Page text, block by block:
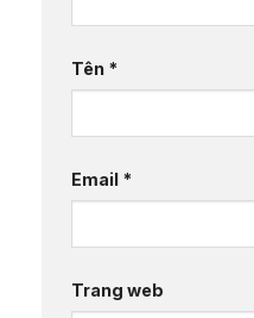
Tên *
Email *
Trang web